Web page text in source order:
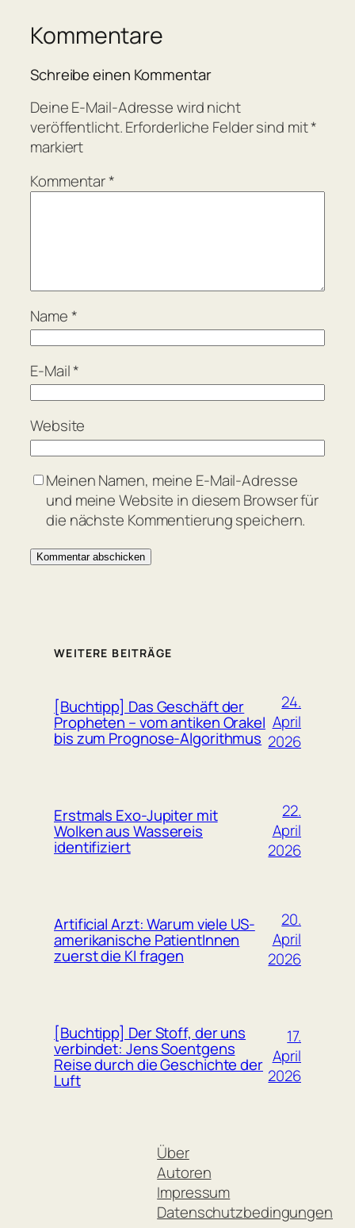
Kommentare
Schreibe einen Kommentar
Deine E-Mail-Adresse wird nicht
veröffentlicht.Erforderliche Felder sind mit*
markiert
Kommentar*
Name*
E-Mail*
Website
Meinen Namen, meine E-Mail-Adresse
und meine Website in diesem Browser für
die nächste Kommentierung speichern.
WEITERE BEITRÄGE
[Buchtipp] Das Geschäft der
Propheten – vom antiken Orakel
bis zum Prognose-Algorithmus
24.
April
2026
Erstmals Exo-Jupiter mit
Wolken aus Wassereis
identifiziert
22.
April
2026
Artificial Arzt: Warum viele US-
amerikanische PatientInnen
zuerst die KI fragen
20.
April
2026
[Buchtipp] Der Stoff, der uns
verbindet: Jens Soentgens
Reise durch die Geschichte der
Luft
17.
April
2026
Über
Autoren
Impressum
Datenschutzbedingungen